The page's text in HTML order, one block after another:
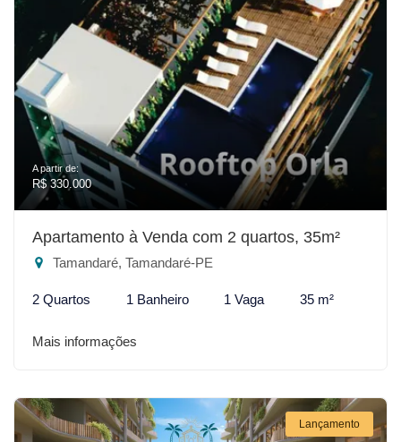
A partir de:
R$ 330.000
Apartamento à Venda com 2 quartos, 35m²
Tamandaré, Tamandaré-PE
2 Quartos 1 Banheiro 1 Vaga 35 m²
Mais informações
Lançamento